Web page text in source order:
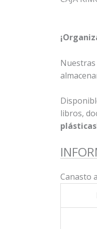
Nuestras
libros,
Canasto